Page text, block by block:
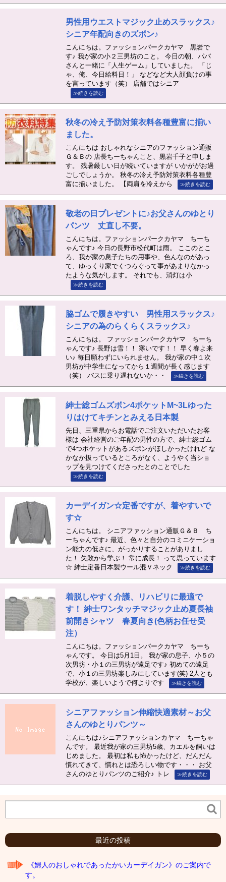
男性用ウエストマジック止めスラックス♪
シニア年配向きのズボン♪
こんにちは。ファッションパークカヤマ 黒岩で
す♪ 我が家の小２三男坊のこと。 今日の朝、パパ
さんと一緒に「人生ゲーム」していました。 「じ
ゃ、俺、今日給料日！」 などなど大人顔負けの事
を言っています（笑） 店舗ではシニア
≫続きを読む
秋冬の冷え予防対策衣料各種豊富に揃い
ました。
こんにちは おしゃれなシニアのファッション通販
Ｇ＆Ｂの 店長ちーちゃんこと、黒岩千子と申しま
す。 残暑厳しい日が続いていますが いかががお過
ごしでしょうか。 秋冬の冷え予防対策衣料各種豊
富に揃いました。 【両肩を冷えから
≫続きを読む
敬老の日プレゼントに♪お父さんのゆとり
パンツ 丈直し不要。
こんにちは。ファッションパークカヤマ ちーち
ゃんです♪ 今日の長野市松代町は雨。 ここのとこ
ろ、我が家の息子たちの用事や、色んなのがあっ
て、ゆっくり家でくつろぐって事があまりなかっ
たような気がします。 それでも、消灯は小
≫続きを読む
脇ゴムで履きやすい 男性用スラックス♪
シニアの為のらくらくスラックス♪
こんにちは。 ファッションパークカヤマ ちーち
ゃんです♪ 長野は雪！！ 寒いです！！ 早く春よ来
い♪ 毎日願わずにいられません。 我が家の中１次
男坊が中学生になってから１週間が長く感じます
（笑） バスに乗り遅れないか・・
≫続きを読む
紳士総ゴムズボン4ポケットM~3Lゆった
りはけてキチンとみえる日本製
先日、三重県からお電話でご注文いただいたお客
様は 会社経営のご年配の男性の方で、紳士総ゴム
で4つポケットがあるズボンがほしかったけれど な
かなか扱っているところがなく、ようやく当ショ
ップを見つけてくださったとのことでした
≫続きを読む
カーデイガン☆定番ですが、着やすいで
す☆
こんにちは。 シニアファッション通販Ｇ＆Ｂ ち
ーちゃんです♪ 最近、色々と自分のコミニケーショ
ン能力の低さに、がっかりすることがありまし
た！ 失敗から学ぶ！ 常に成長！ って思っています
☆ 紳士定番日本製ウール混Ｖネック
≫続きを読む
着脱しやすく介護、リハビリに最適で
す！ 紳士ワンタッチマジック止め夏長袖
前開きシャツ 春夏向き(色柄お任せ受
注）
こんにちは。ファッションパークカヤマ ちーち
ゃんです。 今日は5月1日。 我が家の息子、小５の
次男坊・小１の三男坊が遠足です♪ 初めての遠足
で、小１の三男坊楽しみにしています(笑) 2人とも
学校が、楽しいようで何よりです
≫続きを読む
シニアファッション伸縮快適素材～お父
さんのゆとりパンツ～
こんにちは♪シニアファッションカヤマ ちーちゃ
んです。 最近我が家の三男坊5歳、カエルを飼いは
じめました。 最初は私も怖かったけど、だんだん
慣れてきて、慣れとは恐ろしい物です・・・ お父
さんのゆとりパンツのご紹介♪ トレ
≫続きを読む
最近の投稿
《婦人のおしゃれであったかいカーデイガン》のご案内で
す。